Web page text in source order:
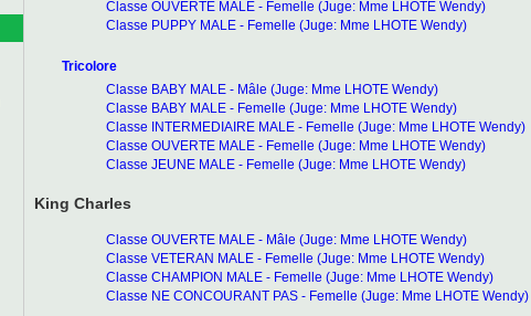
Classe OUVERTE MALE - Femelle (Juge: Mme LHOTE Wendy)
Classe PUPPY MALE - Femelle (Juge: Mme LHOTE Wendy)
Tricolore
Classe BABY MALE - Mâle (Juge: Mme LHOTE Wendy)
Classe BABY MALE - Femelle (Juge: Mme LHOTE Wendy)
Classe INTERMEDIAIRE MALE - Femelle (Juge: Mme LHOTE Wendy)
Classe OUVERTE MALE - Femelle (Juge: Mme LHOTE Wendy)
Classe JEUNE MALE - Femelle (Juge: Mme LHOTE Wendy)
King Charles
Classe OUVERTE MALE - Mâle (Juge: Mme LHOTE Wendy)
Classe VETERAN MALE - Femelle (Juge: Mme LHOTE Wendy)
Classe CHAMPION MALE - Femelle (Juge: Mme LHOTE Wendy)
Classe NE CONCOURANT PAS - Femelle (Juge: Mme LHOTE Wendy)